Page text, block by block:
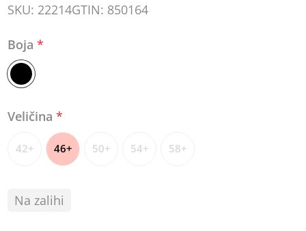
SKU: 22214GTIN: 850164
Boja*
Veličina*
42+ 46+ 50+ 54+ 58+
Na zalihi